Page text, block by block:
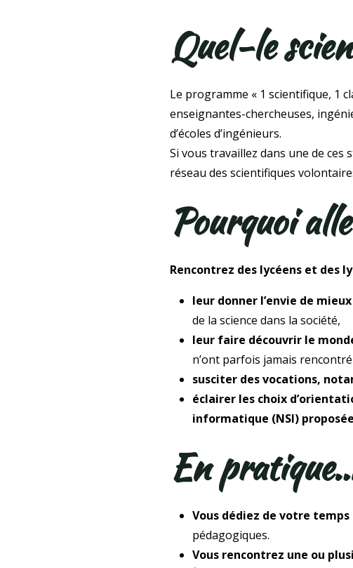
Quel-le
Le programme « 1 scientifique, 1
enseignantes-chercheuses,
d’écoles d’ingénieurs.
Si vous travaillez dans une de ces
réseau des scientifiques
Pourquoi
Rencontrez des lycéens et des
leur donner l’envie de
de la science dans la société,
leur faire découvrir le
n’ont parfois jamais
susciter des vocations,
éclairer les choix
informatique (NSI)
En
Vous dédiez de votre
pédagogiques.
Vous rencontrez une ou